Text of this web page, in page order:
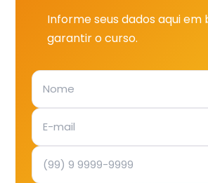
Informe seus dados aqui em
garantir o curso.